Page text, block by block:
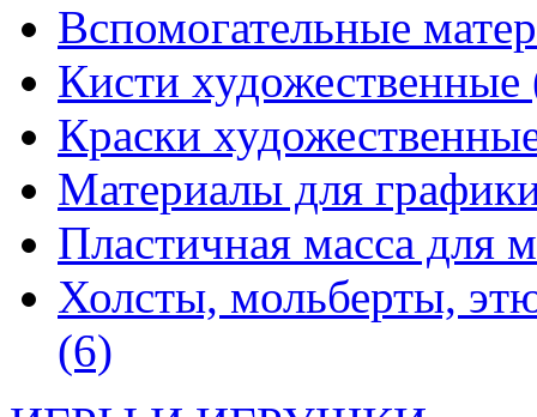
Вспомогательные
Кисти художественные
Краски
Материалы для
Пластичная масса для
Холсты, мольберты,
(6)